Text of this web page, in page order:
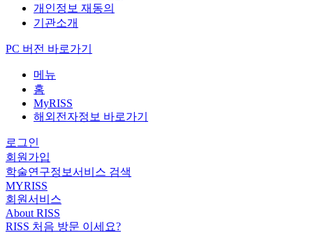
개인정보 재동의
기관소개
PC 버전 바로가기
메뉴
홈
MyRISS
해외전자정보 바로가기
로그인
회원가입
학술연구정보서비스 검색
MYRISS
회원서비스
About RISS
RISS 처음 방문 이세요?